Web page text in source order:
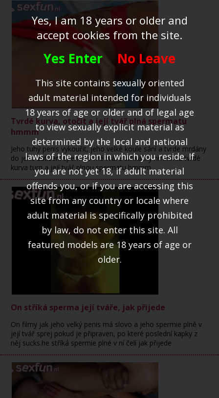
Tvrdé kurva, otočit a její tvář plná spermatu
hmmm
Jeho tuhý penis vykouřit, jeho velké koule sání a tvrde mrdány
do jeho zatížení spermií v mé tváře stříkačky hmmm.a tvrdé
kurva turn a její tvář plnou spermatu hmmm
On stříká sperma její tváře, jak přijede
On filmy jak jeho velký penis má slovo a jeho spermie plně v
její tvář sprej pokud je připraven, po které poslední kapky z
něj sucks.he stříká spermie plné v ní čelí jak přijede
Yes, I am 18 years or older and
accept cookies from the site.
Yes Enter No Leave
This site contains sexually oriented
adult material intended for individuals
18 years of age or older and of legal age
to view sexually explicit material as
determined by the local and national
laws of the region in which you reside. If
you are not yet 18, if adult material
offends you, or if you are accessing this
site from any country or locale where
adult material is specifically prohibited
by law, do not enter this site. All
featured models are 18 years of age or
older.